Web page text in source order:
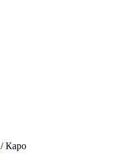
/ Каро